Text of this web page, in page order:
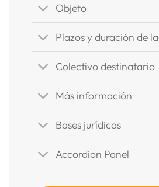
Objeto
Plazos y duración de
Colectivo destinatario
Más información
Bases jurídicas
Accordion Panel